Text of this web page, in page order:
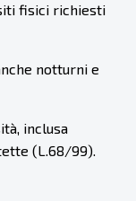
fisici richiesti
notturni e
inclusa
(L.68/99).